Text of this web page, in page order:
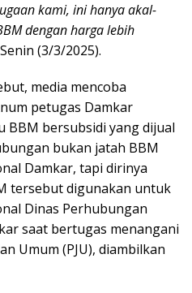
kami, ini hanya akal-
dengan harga lebih
(3/3/2025).
media mencoba
petugas Damkar
BBM bersubsidi yang dijual
bukan jatah BBM
Damkar, tapi dirinya
tersebut digunakan untuk
Dinas Perhubungan
saat bertugas menangani
Umum (PJU), diambilkan